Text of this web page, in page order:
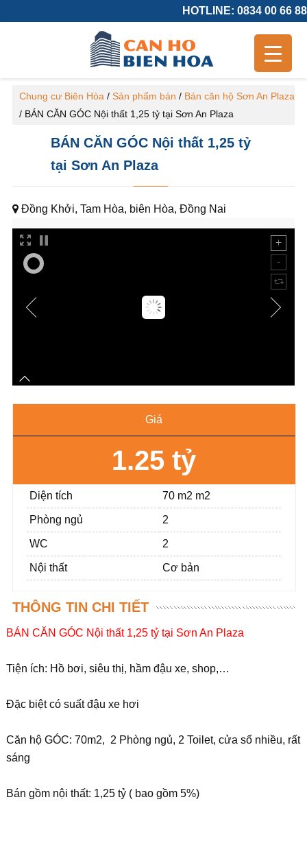
HOTLINE: 0834 00 66 88
Chung cư Biên Hòa / Sản phẩm bán / Bán căn hộ Sơn An Plaza
/ BÁN CĂN GÓC Nội thất 1,25 tỷ tại Sơn An Plaza
BÁN CĂN GÓC Nội thất 1,25 tỷ
tại Sơn An Plaza
Đồng Khởi, Tam Hòa, biên Hòa, Đồng Nai
Giá
1.25 tỷ
Diện tích 70 m2 m2
Phòng ngủ 2
WC 2
Nội thất Cơ bản
THÔNG TIN CHI TIẾT
BÁN CĂN GÓC Nội thất 1,25 tỷ tại Sơn An Plaza
Tiện ích: Hồ bơi, siêu thị, hầm đậu xe, shop,…
Đặc biệt có suất đậu xe hơi
Căn hộ GÓC: 70m2, 2 Phòng ngủ, 2 Toilet, cửa sổ nhiều, rất
sáng
Bán gồm nội thất: 1,25 tỷ ( bao gồm 5%)